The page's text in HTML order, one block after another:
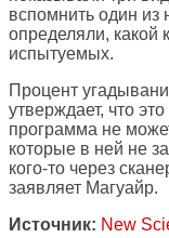
вспомнить один из
определяли, какой
испытуемых.
Процент
утверждает, что
программа не
которые в ней не
кого-то через
заявляет Магуайр.
Источник: New